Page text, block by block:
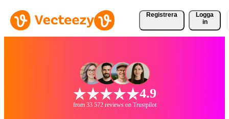
Registrera
Logga
in
4.9
from 33 572 reviews on Trustpilot